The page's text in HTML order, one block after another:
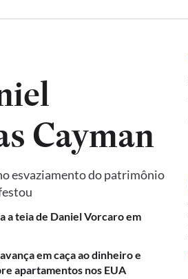
Cayman
esvaziamento do patrimônio
a teia de Daniel Vorcaro em
em caça ao dinheiro e
apartamentos nos EUA